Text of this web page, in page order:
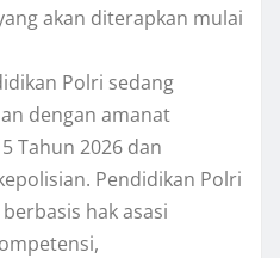
akan diterapkan mulai
Polri sedang
dengan amanat
Tahun 2026 dan
Pendidikan Polri
hak asasi